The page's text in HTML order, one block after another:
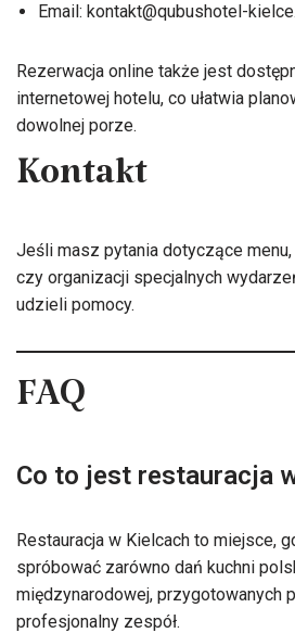
Email: kontakt@qubushotel-
Rezerwacja online także jest
internetowej hotelu, co ułatwia
dowolnej porze.
Kontakt
Jeśli masz pytania dotyczące
czy organizacji specjalnych
udzieli pomocy.
FAQ
Co to jest restauracja
Restauracja w Kielcach to miejsce,
spróbować zarówno dań kuchni
międzynarodowej, przygotowanych
profesjonalny zespół.